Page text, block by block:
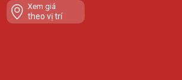
Xem giá
theo vị trí